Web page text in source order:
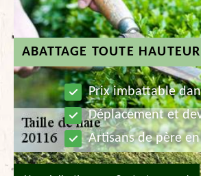
ABATTAGE TOUTE HAUTEUR
Prix imbattable
Déplacement et
Artisans de père